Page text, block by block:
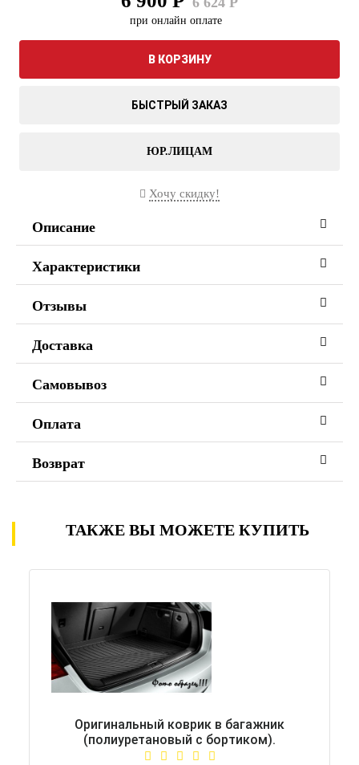
при онлайн оплате
В КОРЗИНУ
БЫСТРЫЙ ЗАКАЗ
ЮР.ЛИЦАМ
Хочу скидку!
Описание
Характеристики
Отзывы
Доставка
Самовывоз
Оплата
Возврат
ТАКЖЕ ВЫ МОЖЕТЕ КУПИТЬ
Оригинальный коврик в багажник
(полиуретановый с бортиком).